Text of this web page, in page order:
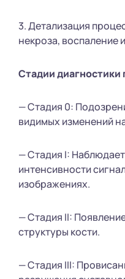
3. Детализация
некроза, воспаление
Стадии диагностики
— Стадия 0:
видимых изменений
— Стадия I:
интенсивности
изображениях.
— Стадия II:
структуры кости.
— Стадия III: